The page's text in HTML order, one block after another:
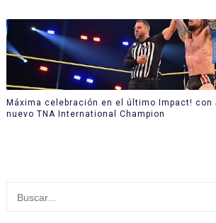
Máxima celebración en el último Impact! con
nuevo TNA International Champion